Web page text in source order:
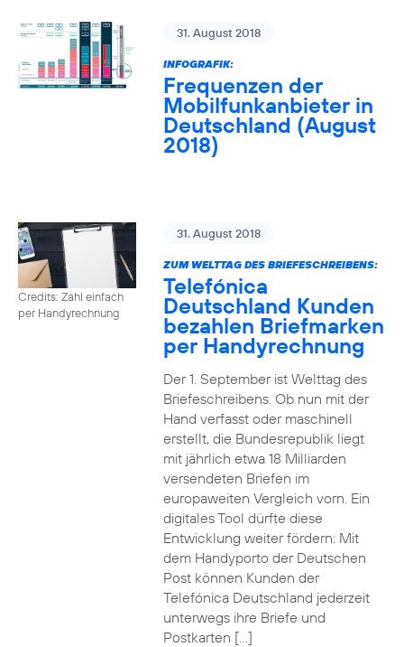
31. August 2018
INFOGRAFIK:
Frequenzen der
Mobilfunkanbieter in
Deutschland (August
2018)
Credits: Zahl einfach
per Handyrechnung
31. August 2018
ZUM WELTTAG DES BRIEFESCHREIBENS:
Telefónica
Deutschland Kunden
bezahlen Briefmarken
per Handyrechnung
Der 1. September ist Welttag des
Briefeschreibens. Ob nun mit der
Hand verfasst oder maschinell
erstellt, die Bundesrepublik liegt
mit jährlich etwa 18 Milliarden
versendeten Briefen im
europaweiten Vergleich vorn. Ein
digitales Tool dürfte diese
Entwicklung weiter fördern: Mit
dem Handyporto der Deutschen
Post können Kunden der
Telefónica Deutschland jederzeit
unterwegs ihre Briefe und
Postkarten […]